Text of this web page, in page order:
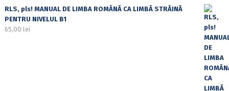
RLS, pls! MANUAL DE LIMBA ROMÂNĂ CA LIMBĂ STRĂINĂ
PENTRU NIVELUL B1
65,00 lei